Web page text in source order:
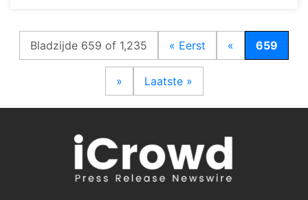
Bladzijde 659 of 1,235 « Eerst « 659
» Laatste »